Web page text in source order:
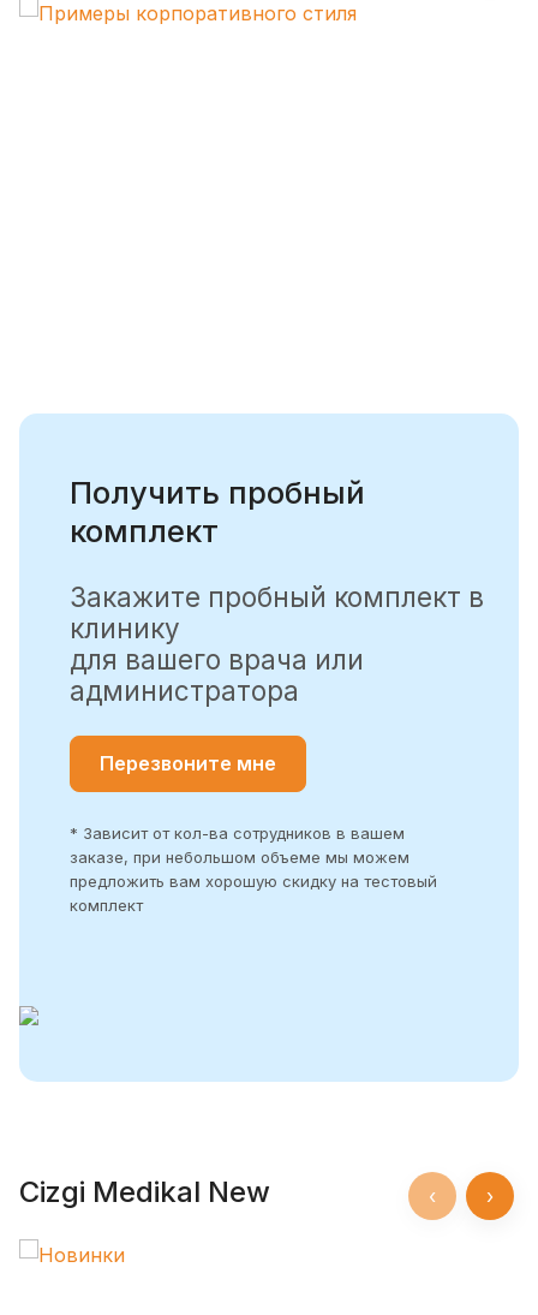
Получить пробный
комплект
Закажите пробный комплект в
клинику
для вашего врача или
администратора
Перезвоните мне
* Зависит от кол-ва сотрудников в вашем
заказе, при небольшом объеме мы можем
предложить вам хорошую скидку на тестовый
комплект
Cizgi Medikal New ‹ ›